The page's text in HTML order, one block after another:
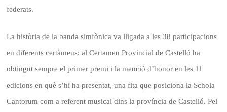
federats.
La història de la banda simfònica va lligada a les 38 participacions
en diferents certàmens; al Certamen Provincial de Castelló ha
obtingut sempre el primer premi i la menció d’honor en les 11
edicions en què s’hi ha presentat, una fita que posiciona la Schola
Cantorum com a referent musical dins la província de Castelló. Pel